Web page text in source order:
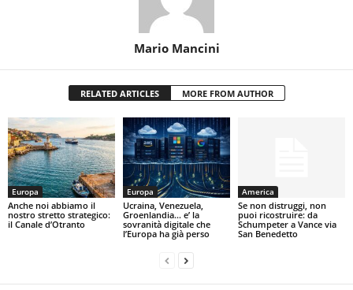
Mario Mancini
RELATED ARTICLES MORE FROM AUTHOR
Europa
Anche noi abbiamo il
nostro stretto strategico:
il Canale d’Otranto
Europa
Ucraina, Venezuela,
Groenlandia… e’ la
sovranità digitale che
l’Europa ha già perso
America
Se non distruggi, non
puoi ricostruire: da
Schumpeter a Vance via
San Benedetto